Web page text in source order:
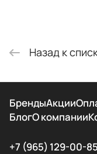
Назад к
БрендыАкции
БлогО компании
+7 (965) 129-00-85